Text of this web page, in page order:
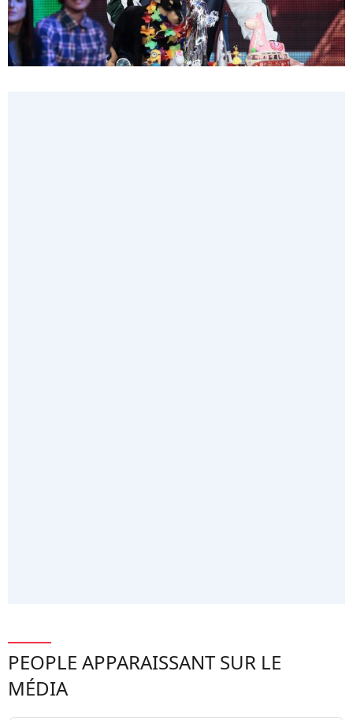
PEOPLE APPARAISSANT SUR LE
MÉDIA